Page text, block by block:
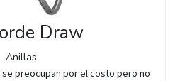
Draw
Anillas
preocupan por el costo pero no